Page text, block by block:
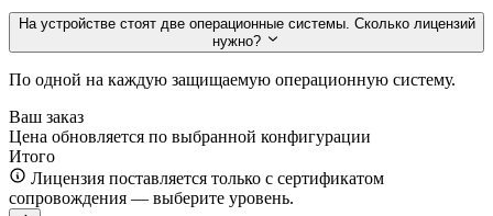
На устройстве стоят две операционные системы. Сколько лицензий
нужно?
По одной на каждую защищаемую операционную систему.
Ваш заказ
Цена обновляется по выбранной конфигурации
Итого
Лицензия поставляется только с сертификатом
сопровождения — выберите уровень.